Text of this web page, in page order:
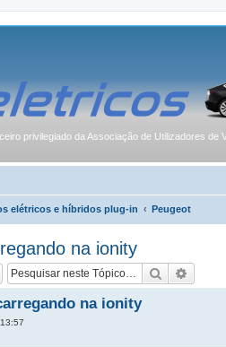
privilegiado da Associação de Utilizadores de
elétricos e híbridos plug-in Peugeot
na ionity
Pesquisar
na ionity